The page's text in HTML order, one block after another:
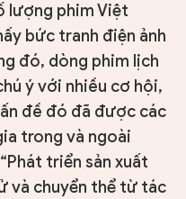
lượng phim Việt
bức tranh điện ảnh
đó, dòng phim lịch
ý với nhiều cơ hội,
đề đó đã được các
trong và ngoài
triển sản xuất
và chuyển thể từ tác